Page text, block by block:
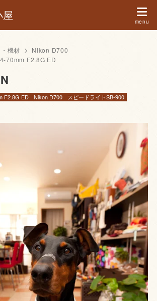
機材
Nikon D700
70mm F2.8G ED
F2.8G ED Nikon D700 スピードライトSB-900